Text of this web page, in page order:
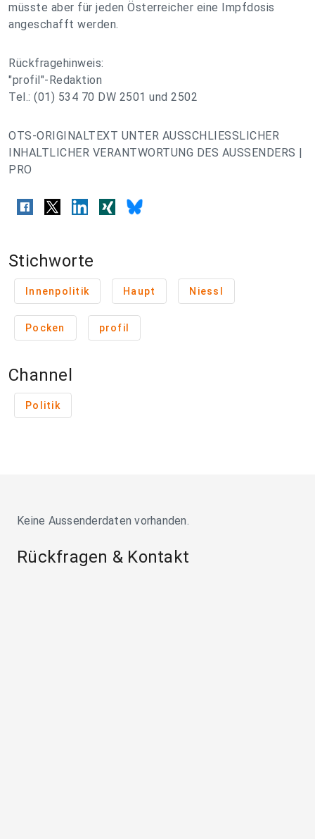
müsste aber für jeden Österreicher eine Impfdosis
angeschafft werden.
Rückfragehinweis:
"profil"-Redaktion
Tel.: (01) 534 70 DW 2501 und 2502
OTS-ORIGINALTEXT UNTER AUSSCHLIESSLICHER
INHALTLICHER VERANTWORTUNG DES AUSSENDERS |
PRO
Stichworte
Innenpolitik Haupt Niessl
Pocken profil
Channel
Politik
Keine Aussenderdaten vorhanden.
Rückfragen & Kontakt